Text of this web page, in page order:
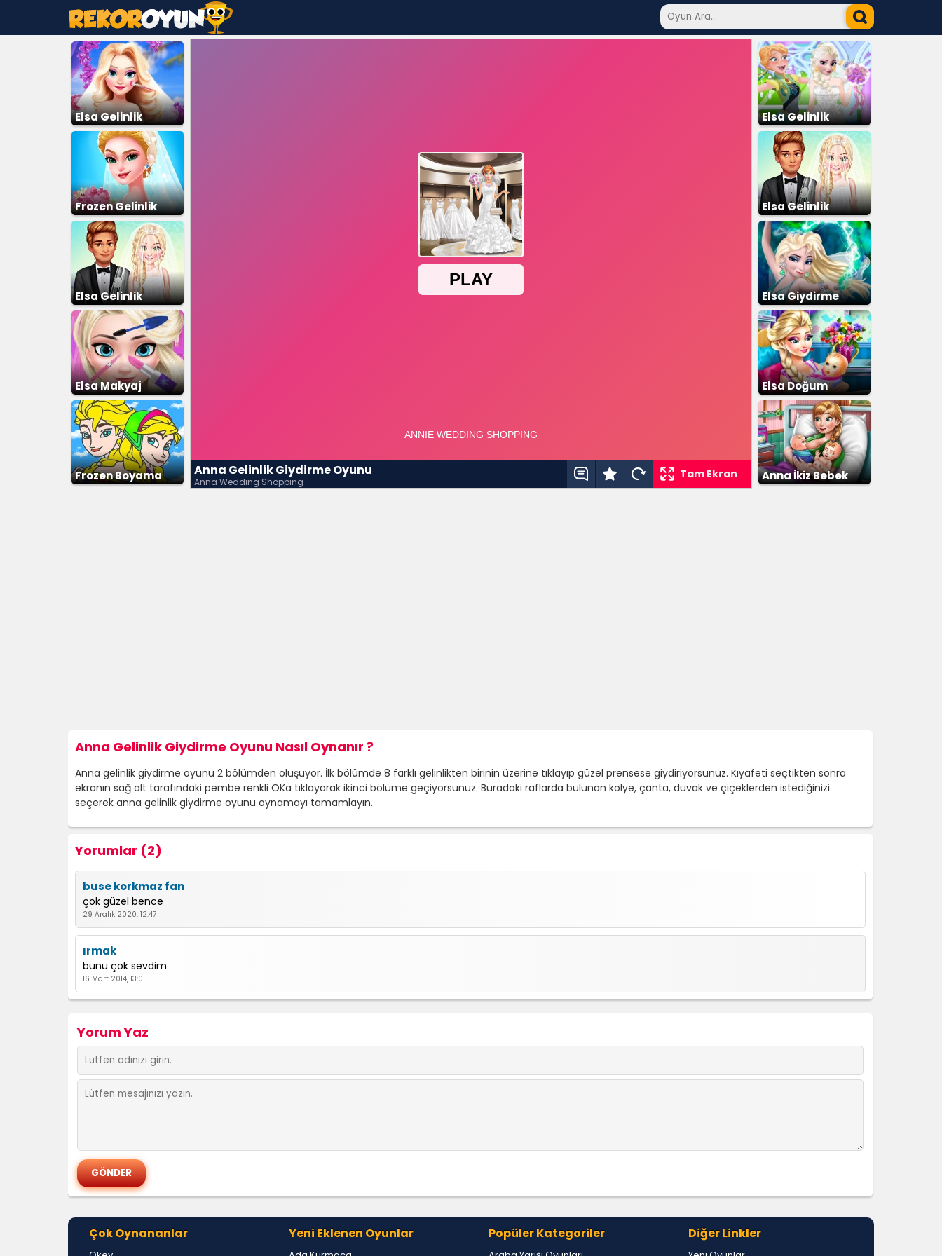
Elsa Gelinlik
Giydirme 2
Frozen Gelinlik
Giydirme
Elsa Gelinlik
Giydirme 3
Elsa Makyaj
Frozen Boyama Anna Gelinlik Giydirme Oyunu
Anna Wedding Shopping
Tam Ekran
Elsa Gelinlik
Giydirme
Elsa Gelinlik
Giydirme 3
Elsa Giydirme
Elsa Doğum
Ameliyatı
Anna İkiz Bebek
Anna Gelinlik Giydirme Oyunu Nasıl Oynanır ?
Anna gelinlik giydirme oyunu 2 bölümden oluşuyor. İlk bölümde 8 farklı gelinlikten birinin üzerine tıklayıp güzel prensese giydiriyorsunuz. Kıyafeti seçtikten sonra
ekranın sağ alt tarafındaki pembe renkli OKa tıklayarak ikinci bölüme geçiyorsunuz. Buradaki raflarda bulunan kolye, çanta, duvak ve çiçeklerden istediğinizi
seçerek anna gelinlik giydirme oyunu oynamayı tamamlayın.
Yorumlar (2)
buse korkmaz fan
çok güzel bence
29 Aralık 2020, 12:47
ırmak
bunu çok sevdim
16 Mart 2014, 13:01
Yorum Yaz
Çok Oynananlar Yeni Eklenen Oyunlar Popüler Kategoriler Diğer Linkler